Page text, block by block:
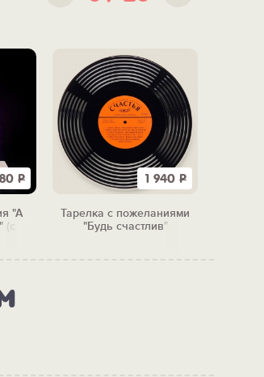
Р
"А
(с
1 940 Р
Тарелка с пожеланиями
"Будь счастлив"